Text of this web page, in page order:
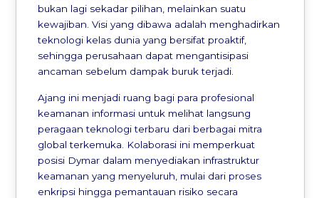
bukan lagi sekadar pilihan, melainkan suatu
kewajiban. Visi yang dibawa adalah menghadirkan
teknologi kelas dunia yang bersifat proaktif,
sehingga perusahaan dapat mengantisipasi
ancaman sebelum dampak buruk terjadi.
Ajang ini menjadi ruang bagi para profesional
keamanan informasi untuk melihat langsung
peragaan teknologi terbaru dari berbagai mitra
global terkemuka. Kolaborasi ini memperkuat
posisi Dymar dalam menyediakan infrastruktur
keamanan yang menyeluruh, mulai dari proses
enkripsi hingga pemantauan risiko secara